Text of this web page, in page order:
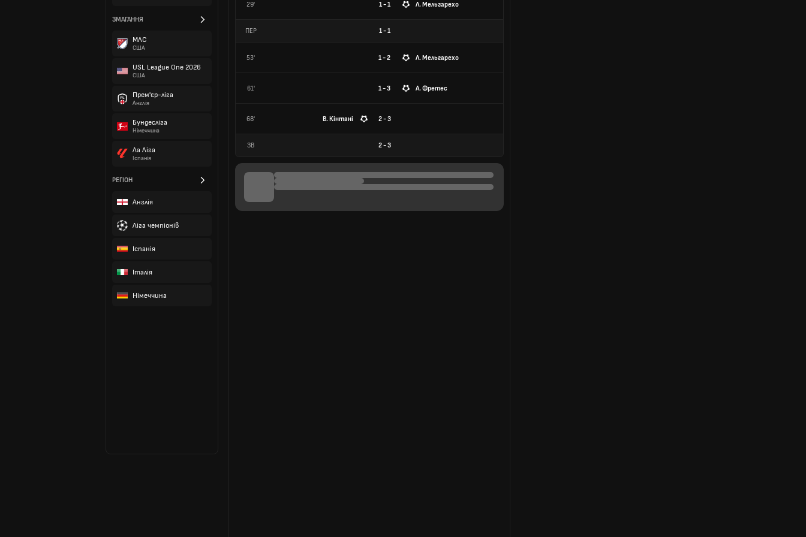
ЗМАГАННЯ
МЛС
США
USL League One 2026
США
Прем'єр-ліга
Англія
Бундесліга
Німеччина
Ла Ліга
Іспанія
РЕГІОН
Англія
Ліга чемпіонів
Іспанія
Італія
Німеччина
29' 1 - 1 Л. Мельгарехо
ПЕР 1-1
53' 1 - 2 Л. Мельгарехо
61' 1 - 3 А. Фретес
68' В. Кінтані 2 - 3
ЗВ 2-3